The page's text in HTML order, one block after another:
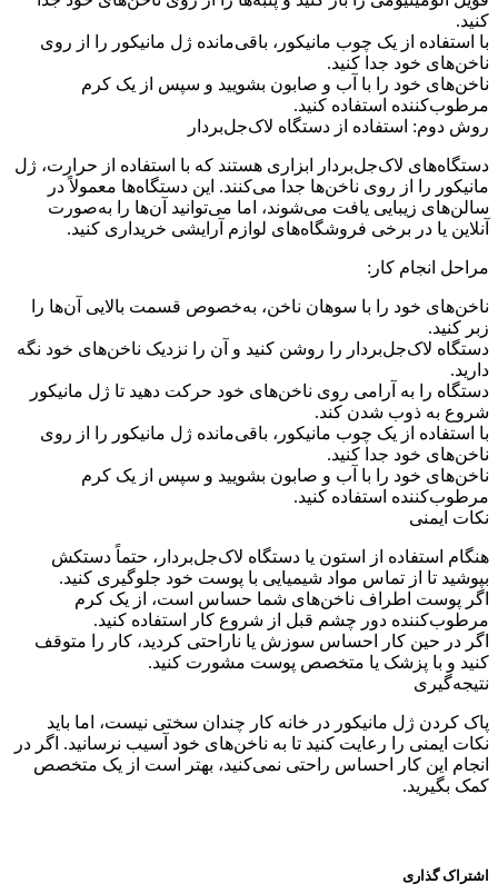
کنید.
با استفاده از یک چوب مانیکور، باقی‌مانده ژل مانیکور را از روی
ناخن‌های خود جدا کنید.
ناخن‌های خود را با آب و صابون بشویید و سپس از یک کرم
مرطوب‌کننده استفاده کنید.
روش دوم: استفاده از دستگاه لاک‌جل‌بردار
دستگاه‌های لاک‌جل‌بردار ابزاری هستند که با استفاده از حرارت، ژل
مانیکور را از روی ناخن‌ها جدا می‌کنند. این دستگاه‌ها معمولاً در
سالن‌های زیبایی یافت می‌شوند، اما می‌توانید آن‌ها را به‌صورت
آنلاین یا در برخی فروشگاه‌های لوازم آرایشی خریداری کنید.
مراحل انجام کار:
ناخن‌های خود را با سوهان ناخن، به‌خصوص قسمت بالایی آن‌ها را
زبر کنید.
دستگاه لاک‌جل‌بردار را روشن کنید و آن را نزدیک ناخن‌های خود نگه
دارید.
دستگاه را به آرامی روی ناخن‌های خود حرکت دهید تا ژل مانیکور
شروع به ذوب شدن کند.
با استفاده از یک چوب مانیکور، باقی‌مانده ژل مانیکور را از روی
ناخن‌های خود جدا کنید.
ناخن‌های خود را با آب و صابون بشویید و سپس از یک کرم
مرطوب‌کننده استفاده کنید.
نکات ایمنی
هنگام استفاده از استون یا دستگاه لاک‌جل‌بردار، حتماً دستکش
بپوشید تا از تماس مواد شیمیایی با پوست خود جلوگیری کنید.
اگر پوست اطراف ناخن‌های شما حساس است، از یک کرم
مرطوب‌کننده دور چشم قبل از شروع کار استفاده کنید.
اگر در حین کار احساس سوزش یا ناراحتی کردید، کار را متوقف
کنید و با پزشک یا متخصص پوست مشورت کنید.
نتیجه‌گیری
پاک کردن ژل مانیکور در خانه کار چندان سختی نیست، اما باید
نکات ایمنی را رعایت کنید تا به ناخن‌های خود آسیب نرسانید. اگر در
انجام این کار احساس راحتی نمی‌کنید، بهتر است از یک متخصص
کمک بگیرید.
اشتراک گذاری